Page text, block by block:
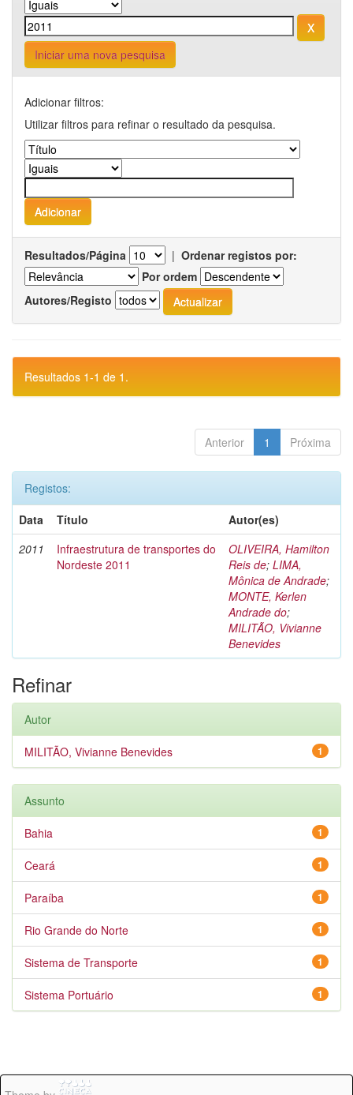
Iniciar uma nova pesquisa
Adicionar filtros:
Utilizar filtros para refinar o resultado da pesquisa.
Resultados/Página | Ordenar registos por:
Por ordem
Autores/Registo
Resultados 1-1 de 1.
Anterior 1 Próxima
Registos:
Data
Título
Autor(es)
2011
Infraestrutura de transportes do
Nordeste 2011
OLIVEIRA, Hamilton
Reis de; LIMA,
Mônica de Andrade;
MONTE, Kerlen
Andrade do;
MILITÃO, Vivianne
Benevides
Refinar
Autor
1
MILITÃO, Vivianne Benevides
Assunto
1
Bahia
1
Ceará
1
Paraíba
1
Rio Grande do Norte
1
Sistema de Transporte
1
Sistema Portuário